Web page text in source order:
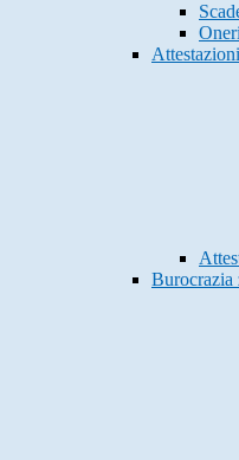
Burocrazia